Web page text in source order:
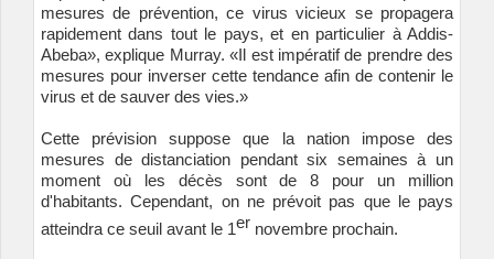
mesures de prévention, ce virus vicieux se propagera
rapidement dans tout le pays, et en particulier à Addis-
Abeba», explique Murray. «Il est impératif de prendre des
mesures pour inverser cette tendance afin de contenir le
virus et de sauver des vies.»
Cette prévision suppose que la nation impose des
mesures de distanciation pendant six semaines à un
moment où les décès sont de 8 pour un million
d'habitants. Cependant, on ne prévoit pas que le pays
atteindra ce seuil avant le 1er novembre prochain.